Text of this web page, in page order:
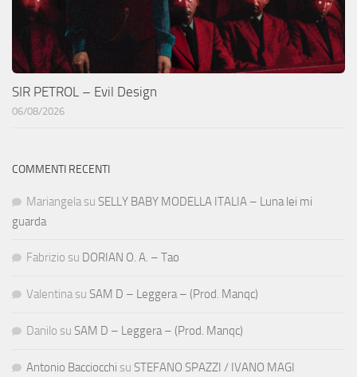
SIR PETROL – Evil Design
06/08/2026
COMMENTI RECENTI
Mariangela su SELLY BABY MODELLA ITALIA – Luna lei mi
guarda
Fabrizio su DORIAN O. A. – Tao
Valentina su SAM D – Leggera – (Prod. Manqc)
Danilo su SAM D – Leggera – (Prod. Manqc)
Antonio Bacciocchi su STEFANO SPAZZI / IVANO MAGI